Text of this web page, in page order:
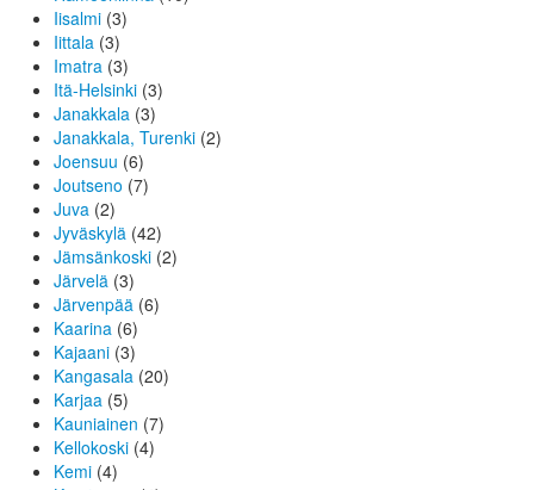
Iisalmi (3)
Iittala (3)
Imatra (3)
Itä-Helsinki (3)
Janakkala (3)
Janakkala, Turenki (2)
Joensuu (6)
Joutseno (7)
Juva (2)
Jyväskylä (42)
Jämsänkoski (2)
Järvelä (3)
Järvenpää (6)
Kaarina (6)
Kajaani (3)
Kangasala (20)
Karjaa (5)
Kauniainen (7)
Kellokoski (4)
Kemi (4)